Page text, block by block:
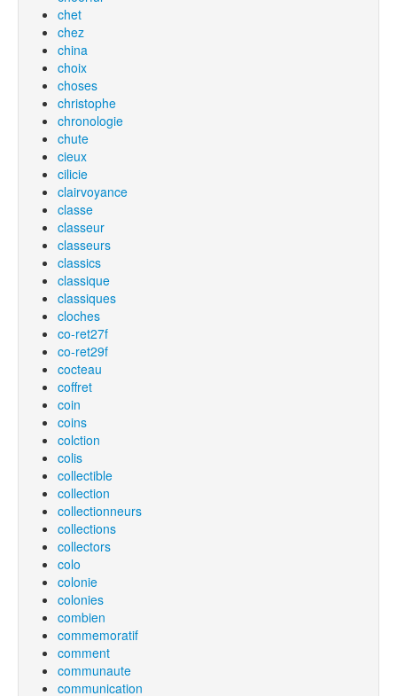
chet
chez
china
choix
choses
christophe
chronologie
chute
cieux
cilicie
clairvoyance
classe
classeur
classeurs
classics
classique
classiques
cloches
co-ret27f
co-ret29f
cocteau
coffret
coin
coins
colction
colis
collectible
collection
collectionneurs
collections
collectors
colo
colonie
colonies
combien
commemoratif
comment
communaute
communication